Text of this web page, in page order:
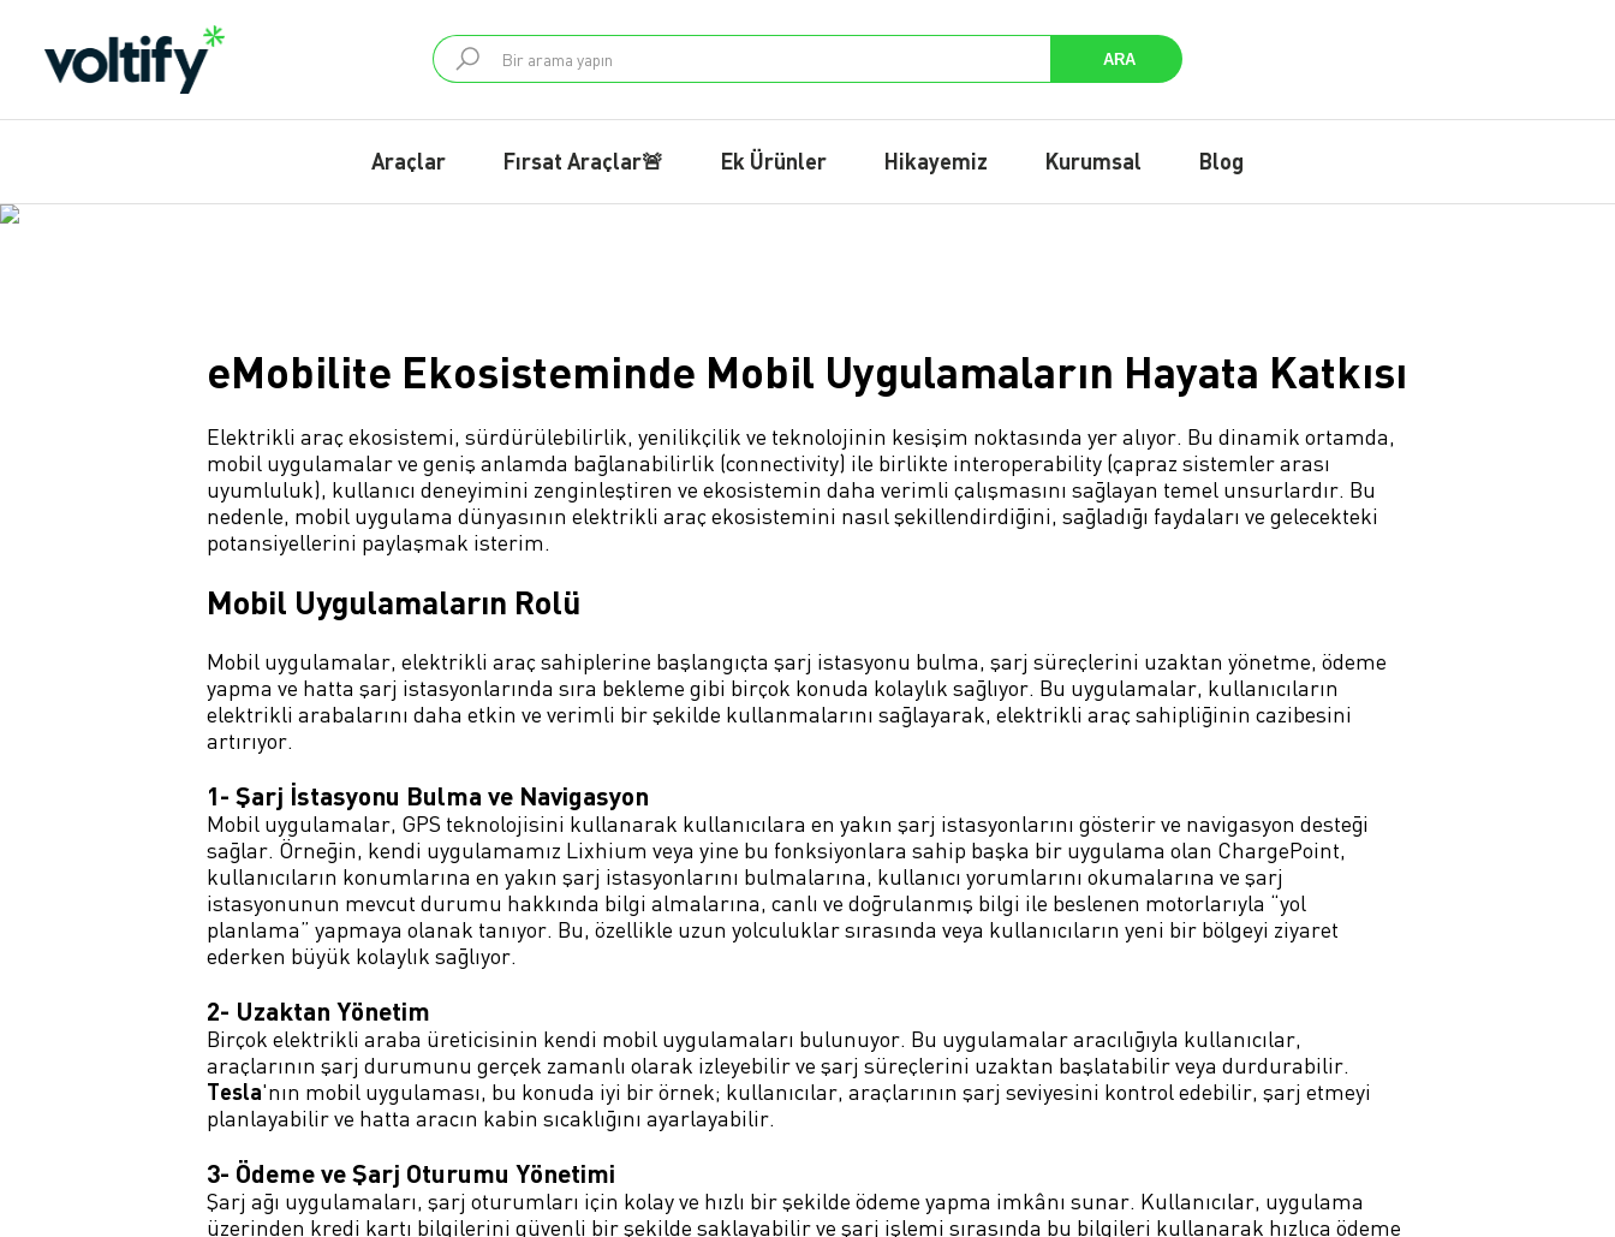
ARA
Araçlar Fırsat Araçlar🚨 Ek Ürünler Hikayemiz Kurumsal Blog
eMobilite Ekosisteminde Mobil Uygulamaların Hayata Katkısı
Elektrikli araç ekosistemi, sürdürülebilirlik, yenilikçilik ve teknolojinin kesişim noktasında yer alıyor. Bu dinamik ortamda,
mobil uygulamalar ve geniş anlamda bağlanabilirlik (connectivity) ile birlikte interoperability (çapraz sistemler arası
uyumluluk), kullanıcı deneyimini zenginleştiren ve ekosistemin daha verimli çalışmasını sağlayan temel unsurlardır. Bu
nedenle, mobil uygulama dünyasının elektrikli araç ekosistemini nasıl şekillendirdiğini, sağladığı faydaları ve gelecekteki
potansiyellerini paylaşmak isterim.
Mobil Uygulamaların Rolü
Mobil uygulamalar, elektrikli araç sahiplerine başlangıçta şarj istasyonu bulma, şarj süreçlerini uzaktan yönetme, ödeme
yapma ve hatta şarj istasyonlarında sıra bekleme gibi birçok konuda kolaylık sağlıyor. Bu uygulamalar, kullanıcıların
elektrikli arabalarını daha etkin ve verimli bir şekilde kullanmalarını sağlayarak, elektrikli araç sahipliğinin cazibesini
artırıyor.
1- Şarj İstasyonu Bulma ve Navigasyon
Mobil uygulamalar, GPS teknolojisini kullanarak kullanıcılara en yakın şarj istasyonlarını gösterir ve navigasyon desteği
sağlar. Örneğin, kendi uygulamamız Lixhium veya yine bu fonksiyonlara sahip başka bir uygulama olan ChargePoint,
kullanıcıların konumlarına en yakın şarj istasyonlarını bulmalarına, kullanıcı yorumlarını okumalarına ve şarj
istasyonunun mevcut durumu hakkında bilgi almalarına, canlı ve doğrulanmış bilgi ile beslenen motorlarıyla “yol
planlama” yapmaya olanak tanıyor. Bu, özellikle uzun yolculuklar sırasında veya kullanıcıların yeni bir bölgeyi ziyaret
ederken büyük kolaylık sağlıyor.
2- Uzaktan Yönetim
Birçok elektrikli araba üreticisinin kendi mobil uygulamaları bulunuyor. Bu uygulamalar aracılığıyla kullanıcılar,
araçlarının şarj durumunu gerçek zamanlı olarak izleyebilir ve şarj süreçlerini uzaktan başlatabilir veya durdurabilir.
Tesla'nın mobil uygulaması, bu konuda iyi bir örnek; kullanıcılar, araçlarının şarj seviyesini kontrol edebilir, şarj etmeyi
planlayabilir ve hatta aracın kabin sıcaklığını ayarlayabilir.
3- Ödeme ve Şarj Oturumu Yönetimi
Şarj ağı uygulamaları, şarj oturumları için kolay ve hızlı bir şekilde ödeme yapma imkânı sunar. Kullanıcılar, uygulama
üzerinden kredi kartı bilgilerini güvenli bir şekilde saklayabilir ve şarj işlemi sırasında bu bilgileri kullanarak hızlıca ödeme